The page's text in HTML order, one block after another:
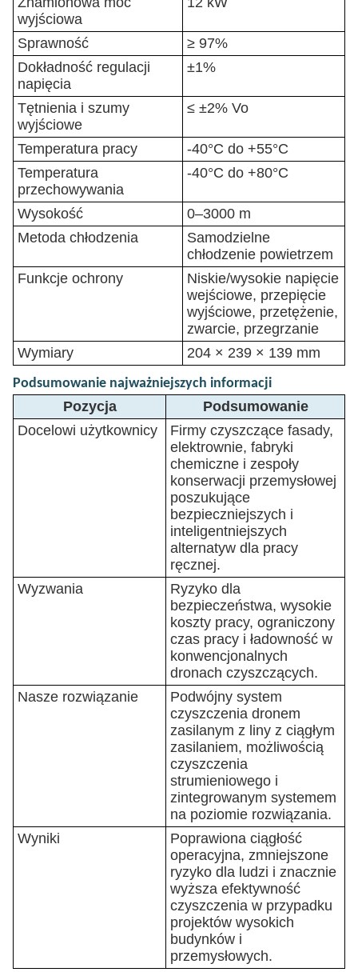
wyjściowa
Sprawność
≥ 97%
Dokładność regulacji
napięcia
±1%
Tętnienia i szumy
wyjściowe
≤ ±2% Vo
Temperatura pracy
-40°C do +55°C
Temperatura
przechowywania
-40°C do +80°C
Wysokość
0–3000 m
Metoda chłodzenia
Samodzielne
chłodzenie powietrzem
Funkcje ochrony
Niskie/wysokie napięcie
wejściowe, przepięcie
wyjściowe, przetężenie,
zwarcie, przegrzanie
Wymiary
204 × 239 × 139 mm
Podsumowanie najważniejszych informacji
Pozycja
Podsumowanie
Docelowi użytkownicy
Firmy czyszczące fasady,
elektrownie, fabryki
chemiczne i zespoły
konserwacji przemysłowej
poszukujące
bezpieczniejszych i
inteligentniejszych
alternatyw dla pracy
ręcznej.
Wyzwania
Ryzyko dla
bezpieczeństwa, wysokie
koszty pracy, ograniczony
czas pracy i ładowność w
konwencjonalnych
dronach czyszczących.
Nasze rozwiązanie
Podwójny system
czyszczenia dronem
zasilanym z liny z ciągłym
zasilaniem, możliwością
czyszczenia
strumieniowego i
zintegrowanym systemem
na poziomie rozwiązania.
Wyniki
Poprawiona ciągłość
operacyjna, zmniejszone
ryzyko dla ludzi i znacznie
wyższa efektywność
czyszczenia w przypadku
projektów wysokich
budynków i
przemysłowych.